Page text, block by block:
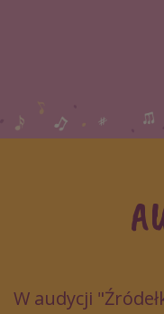
W audycji